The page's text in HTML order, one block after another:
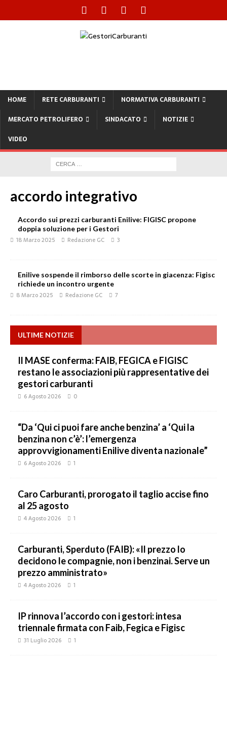
HOME RETE CARBURANTI
NORMATIVA CARBURANTI
MERCATO PETROLIFERO
SINDACATO
NOTIZIE
VIDEO
accordo integrativo
Accordo sui prezzi carburanti Enilive: FIGISC propone
doppia soluzione per i Gestori
18 Marzo 2025 Redazione GC 3
Enilive sospende il rimborso delle scorte in giacenza: Figisc
richiede un incontro urgente
8 Marzo 2025 Redazione GC 7
ULTIME NOTIZIE
Il MASE conferma: FAIB, FEGICA e FIGISC
restano le associazioni più rappresentative dei
gestori carburanti
6 Agosto 2026 0
“Da ‘Qui ci puoi fare anche benzina’ a ‘Qui la
benzina non c’è’: l’emergenza
approvvigionamenti Enilive diventa nazionale”
6 Agosto 2026 1
Caro Carburanti, prorogato il taglio accise fino
al 25 agosto
4 Agosto 2026 1
Carburanti, Sperduto (FAIB): «Il prezzo lo
decidono le compagnie, non i benzinai. Serve un
prezzo amministrato»
4 Agosto 2026 1
IP rinnova l’accordo con i gestori: intesa
triennale firmata con Faib, Fegica e Figisc
31 Luglio 2026 1